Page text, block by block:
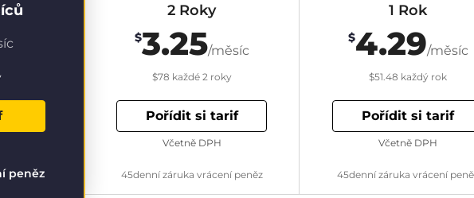
peněz
2 Roky
$3.25/měsíc
$78 každé 2 roky
Pořídit si tarif
45denní záruka vrácení peněz
Včetně DPH
1 Rok
$4.29/měsíc
$51.48 každý rok
Pořídit si tarif
45denní záruka vrácení
Včetně DPH